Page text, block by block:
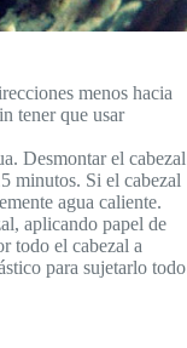
menos hacia
tener que usar
Desmontar el cabezal
minutos. Si el cabezal
agua caliente.
aplicando papel de
todo el cabezal a
para sujetarlo todo